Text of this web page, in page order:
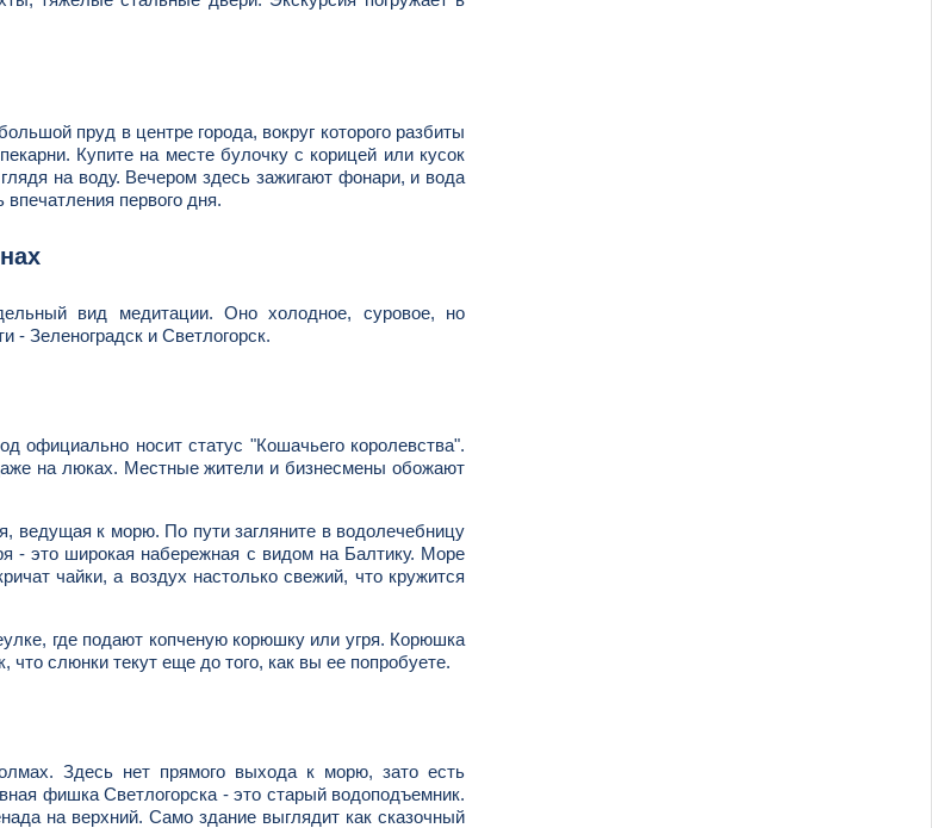
пруд в центре города, вокруг которого разбиты
Купите на месте булочку с корицей или кусок
на воду. Вечером здесь зажигают фонари, и вода
первого дня.
вид медитации. Оно холодное, суровое, но
- Зеленоградск и Светлогорск.
официально носит статус "Кошачьего королевства".
на люках. Местные жители и бизнесмены обожают
ведущая к морю. По пути загляните в водолечебницу
- это широкая набережная с видом на Балтику. Море
чайки, а воздух настолько свежий, что кружится
где подают копченую корюшку или угря. Корюшка
слюнки текут еще до того, как вы ее попробуете.
Здесь нет прямого выхода к морю, зато есть
фишка Светлогорска - это старый водоподъемник.
на верхний. Само здание выглядит как сказочный